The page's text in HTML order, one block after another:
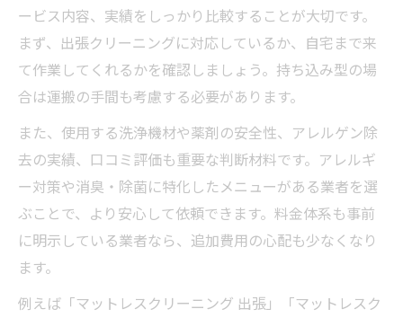
ービス内容、実績をしっかり比較することが大切です。
まず、出張クリーニングに対応しているか、自宅まで来
て作業してくれるかを確認しましょう。持ち込み型の場
合は運搬の手間も考慮する必要があります。
また、使用する洗浄機材や薬剤の安全性、アレルゲン除
去の実績、口コミ評価も重要な判断材料です。アレルギ
ー対策や消臭・除菌に特化したメニューがある業者を選
ぶことで、より安心して依頼できます。料金体系も事前
に明示している業者なら、追加費用の心配も少なくなり
ます。
例えば「マットレスクリーニング 出張」「マットレスク